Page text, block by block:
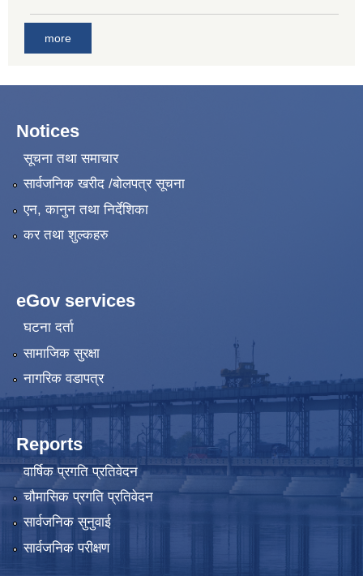
more
Notices
सूचना तथा समाचार
सार्वजनिक खरीद /बोलपत्र सूचना
एन, कानुन तथा निर्देशिका
कर तथा शुल्कहरु
eGov services
घटना दर्ता
सामाजिक सुरक्षा
नागरिक वडापत्र
Reports
वार्षिक प्रगति प्रतिवेदन
चौमासिक प्रगति प्रतिवेदन
सार्वजनिक सुनुवाई
सार्वजनिक परीक्षण